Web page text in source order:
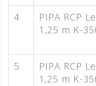
4
PIPA RCP
1,25 m K-
5
PIPA RCP
1,25 m K-